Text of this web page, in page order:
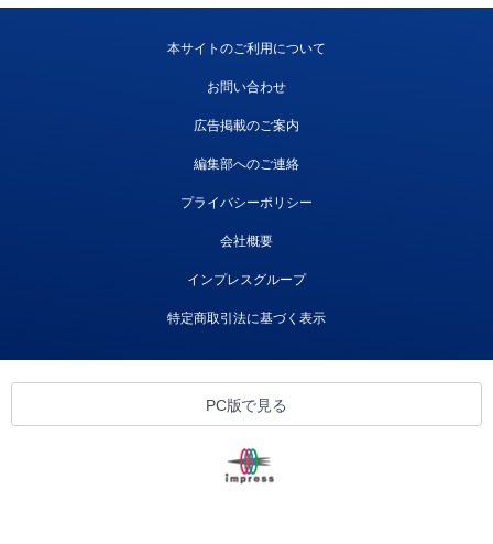
本サイトのご利用について
お問い合わせ
広告掲載のご案内
編集部へのご連絡
プライバシーポリシー
会社概要
インプレスグループ
特定商取引法に基づく表示
PC版で見る